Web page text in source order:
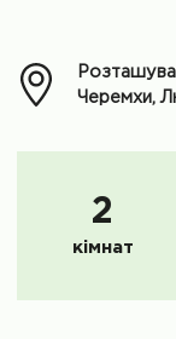
Черемхи,
2
кімнат